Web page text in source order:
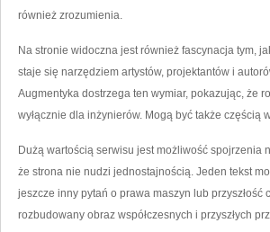
również zrozumienia.
Na stronie widoczna jest również fascynacja tym,
staje się narzędziem artystów, projektantów i
Augmentyka dostrzega ten wymiar, pokazując, że
wyłącznie dla inżynierów. Mogą być także częścią
Dużą wartością serwisu jest możliwość spojrzenia
że strona nie nudzi jednostajnością. Jeden tekst
jeszcze inny pytań o prawa maszyn lub
rozbudowany obraz współczesnych i przyszłych